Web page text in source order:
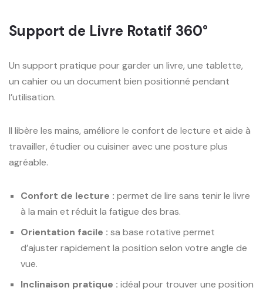
Support de Livre Rotatif 360°
Un support pratique pour garder un livre, une tablette,
un cahier ou un document bien positionné pendant
l’utilisation.
Il libère les mains, améliore le confort de lecture et aide à
travailler, étudier ou cuisiner avec une posture plus
agréable.
Confort de lecture : permet de lire sans tenir le livre
à la main et réduit la fatigue des bras.
Orientation facile : sa base rotative permet
d’ajuster rapidement la position selon votre angle de
vue.
Inclinaison pratique : idéal pour trouver une position